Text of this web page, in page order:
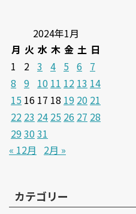
2024年1月
月 火 水 木 金 土 日
1
2 3 4 5 6
7
8 9 10 11 12 13 14
15 16 17 18 19 20 21
22 23 24 25 26 27 28
293031
« 12月
2月 »
カテゴリー